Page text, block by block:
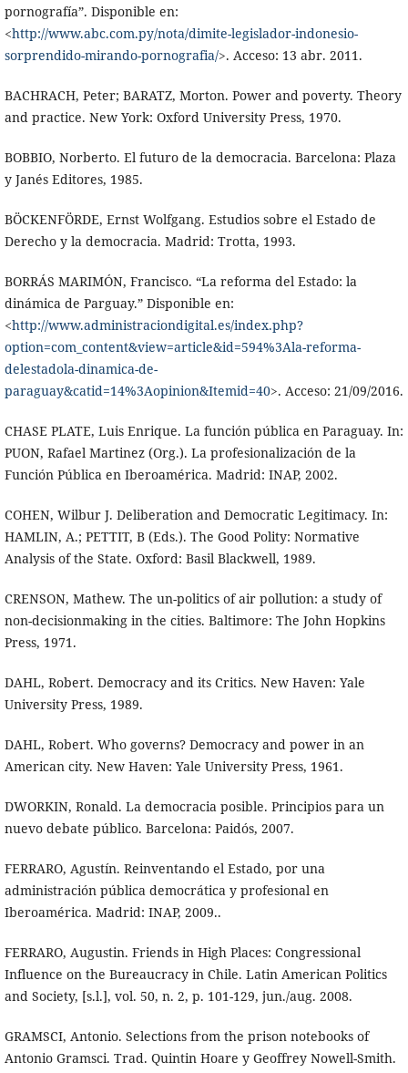
pornografía”. Disponible en:
<http://www.abc.com.py/nota/dimite-legislador-indonesio-
sorprendido-mirando-pornografia/>. Acceso: 13 abr. 2011.
BACHRACH, Peter; BARATZ, Morton. Power and poverty. Theory
and practice. New York: Oxford University Press, 1970.
BOBBIO, Norberto. El futuro de la democracia. Barcelona: Plaza
y Janés Editores, 1985.
BÖCKENFÖRDE, Ernst Wolfgang. Estudios sobre el Estado de
Derecho y la democracia. Madrid: Trotta, 1993.
BORRÁS MARIMÓN, Francisco. “La reforma del Estado: la
dinámica de Parguay.” Disponible en:
<http://www.administraciondigital.es/index.php?
option=com_content&view=article&id=594%3Ala-reforma-
delestadola-dinamica-de-
paraguay&catid=14%3Aopinion&Itemid=40>. Acceso: 21/09/2016.
CHASE PLATE, Luis Enrique. La función pública en Paraguay. In:
PUON, Rafael Martinez (Org.). La profesionalización de la
Función Pública en Iberoamérica. Madrid: INAP, 2002.
COHEN, Wilbur J. Deliberation and Democratic Legitimacy. In:
HAMLIN, A.; PETTIT, B (Eds.). The Good Polity: Normative
Analysis of the State. Oxford: Basil Blackwell, 1989.
CRENSON, Mathew. The un-politics of air pollution: a study of
non-decisionmaking in the cities. Baltimore: The John Hopkins
Press, 1971.
DAHL, Robert. Democracy and its Critics. New Haven: Yale
University Press, 1989.
DAHL, Robert. Who governs? Democracy and power in an
American city. New Haven: Yale University Press, 1961.
DWORKIN, Ronald. La democracia posible. Principios para un
nuevo debate público. Barcelona: Paidós, 2007.
FERRARO, Agustín. Reinventando el Estado, por una
administración pública democrática y profesional en
Iberoamérica. Madrid: INAP, 2009..
FERRARO, Augustin. Friends in High Places: Congressional
Influence on the Bureaucracy in Chile. Latin American Politics
and Society, [s.l.], vol. 50, n. 2, p. 101-129, jun./aug. 2008.
GRAMSCI, Antonio. Selections from the prison notebooks of
Antonio Gramsci. Trad. Quintin Hoare y Geoffrey Nowell-Smith.